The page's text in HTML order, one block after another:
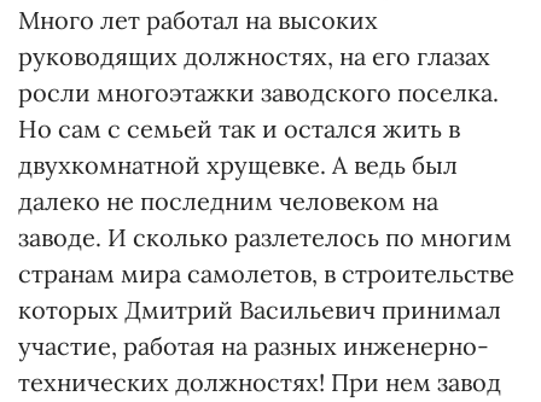
Много лет работал на высоких
руководящих должностях, на его глазах
росли многоэтажки заводского поселка.
Но сам с семьей так и остался жить в
двухкомнатной хрущевке. А ведь был
далеко не последним человеком на
заводе. И сколько разлетелось по многим
странам мира самолетов, в строительстве
которых Дмитрий Васильевич принимал
участие, работая на разных инженерно-
технических должностях! При нем завод